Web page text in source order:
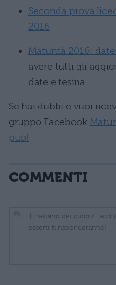
Seconda prova
2016
Maturità 2016:
avere tutti gli
date e tesina
Se hai dubbi e vuoi
gruppo Facebook
può!
COMMENTI